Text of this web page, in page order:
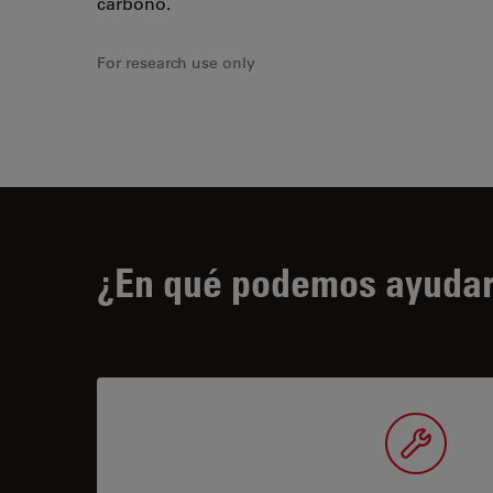
For research use only
¿En qué podemos